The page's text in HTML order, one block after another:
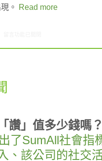
。
Read more
讚」值多少錢嗎？
了SumAll社會指
、該公司的社交